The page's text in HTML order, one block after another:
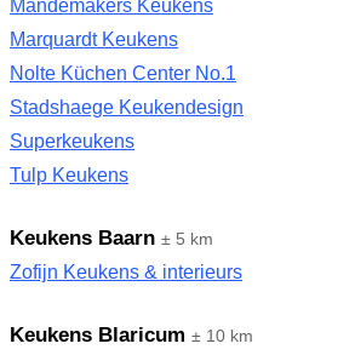
Mandemakers Keukens
Marquardt Keukens
Nolte Küchen Center No.1
Stadshaege Keukendesign
Superkeukens
Tulp Keukens
Keukens Baarn ± 5 km
Zofijn Keukens & interieurs
Keukens Blaricum ± 10 km